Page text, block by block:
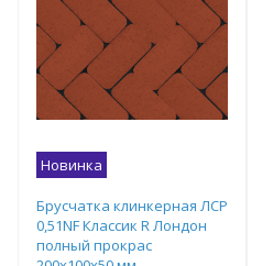
Новинка
Брусчатка клинкерная ЛСР
0,51NF Классик R Лондон
полный прокрас